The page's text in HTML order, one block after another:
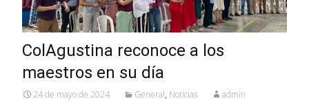
ColAgustina reconoce a los
maestros en su día
24 de mayo de 2024 General, Noticias admin